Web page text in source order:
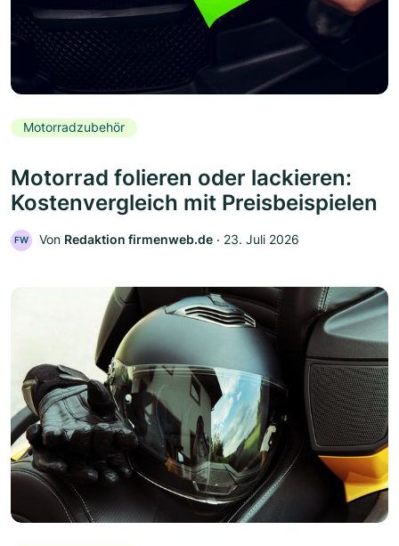
Motorradzubehör
Motorrad folieren oder lackieren:
Kostenvergleich mit Preisbeispielen
FW Von Redaktion firmenweb.de ‧ 23. Juli 2026